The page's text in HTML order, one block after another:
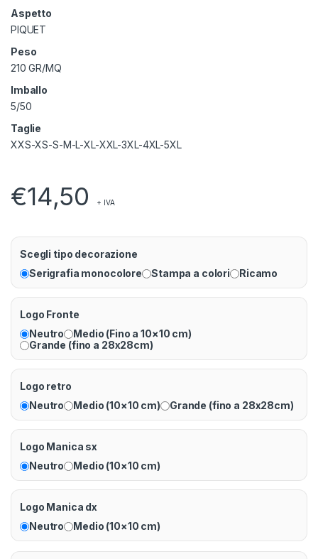
Aspetto
PIQUET
Peso
210 GR/MQ
Imballo
5/50
Taglie
XXS-XS-S-M-L-XL-XXL-3XL-4XL-5XL
€14,50 + IVA
Scegli tipo decorazione
Serigrafia monocolore
Stampa a colori Ricamo
Logo Fronte
Neutro
Medio (Fino a 10×10 cm)
Grande (fino a 28x28cm)
Logo retro
Neutro
Medio (10×10 cm) Grande (fino a 28x28cm)
Logo Manica sx
Neutro
Medio (10×10 cm)
Logo Manica dx
Neutro
Medio (10×10 cm)